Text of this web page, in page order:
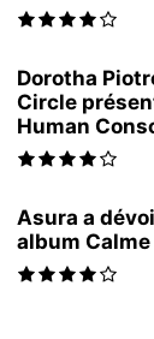
Dorotha
Circle
Human
Asura a
album